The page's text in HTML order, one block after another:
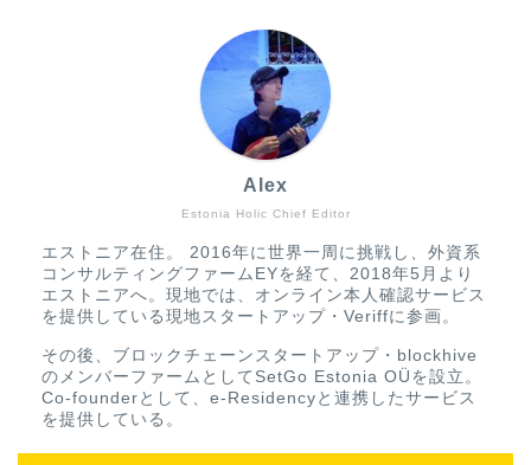
Estonia Holic Chief Editor
Alex
エストニア在住。 2016年に世界一周に挑戦し、外資系
コンサルティングファームEYを経て、2018年5月より
エストニアへ。現地では、オンライン本人確認サービス
を提供している現地スタートアップ・Veriffに参画。
その後、ブロックチェーンスタートアップ・blockhive
のメンバーファームとしてSetGo Estonia OÜを設立。
Co-founderとして、e-Residencyと連携したサービス
を提供している。